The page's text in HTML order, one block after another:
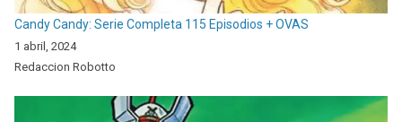
Candy Candy: Serie Completa 115 Episodios + OVAS
1 abril, 2024
Redaccion Robotto